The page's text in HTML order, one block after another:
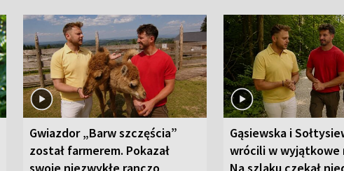
Gwiazdor „Barw szczęścia”
został farmerem. Pokazał
Gąsiewska i
wrócili w wyjątkowe